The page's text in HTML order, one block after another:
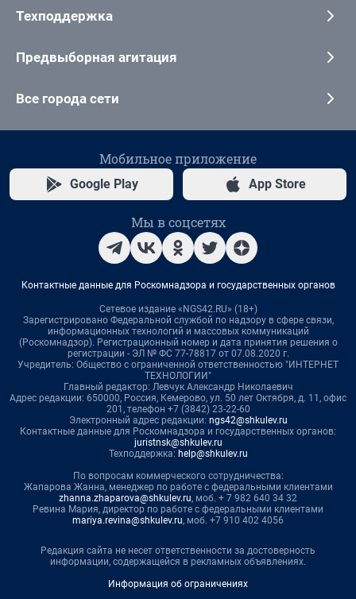
Техподдержка
Предвыборная агитация
Все города сети
Мобильное приложение
Google Play App Store
Мы в соцсетях
Контактные данные для Роскомнадзора и государственных органов
Сетевое издание «NGS42.RU» (18+)
Зарегистрировано Федеральной службой по надзору в сфере связи,
информационных технологий и массовых коммуникаций
(Роскомнадзор). Регистрационный номер и дата принятия решения о
регистрации - ЭЛ № ФС 77-78817 от 07.08.2020 г.
Учредитель: Общество с ограниченной ответственностью "ИНТЕРНЕТ
ТЕХНОЛОГИИ"
Главный редактор: Левчук Александр Николаевич
Адрес редакции: 650000, Россия, Кемерово, ул. 50 лет Октября, д. 11, офис
201, телефон +7 (3842) 23-22-60
Электронный адрес редакции: ngs42@shkulev.ru
Контактные данные для Роскомнадзора и государственных органов:
juristnsk@shkulev.ru
Техподдержка: help@shkulev.ru
По вопросам коммерческого сотрудничества:
Жапарова Жанна, менеджер по работе с федеральными клиентами
zhanna.zhaparova@shkulev.ru, моб. + 7 982 640 34 32
Ревина Мария, директор по работе с федеральными клиентами
mariya.revina@shkulev.ru, моб. +7 910 402 4056
Редакция сайта не несет ответственности за достоверность
информации, содержащейся в рекламных объявлениях.
Информация об ограничениях